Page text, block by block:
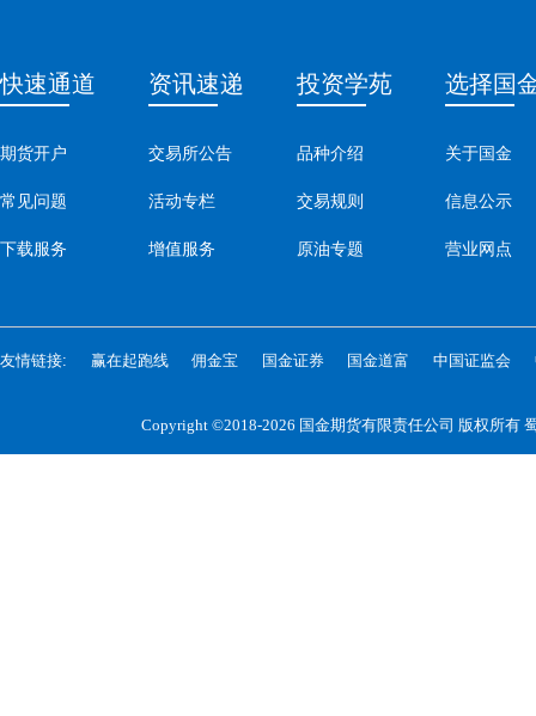
快速通道
期货开户
常见问题
下载服务
资讯速递
交易所公告
活动专栏
增值服务
投资学苑
品种介绍
交易规则
原油专题
选择国
关于国金
信息公示
营业网点
友情链接: 赢在起跑线 佣金宝 国金证券 国金道富 中国证监会
Copyright ©2018-2026 国金期货有限责任公司 版权所有